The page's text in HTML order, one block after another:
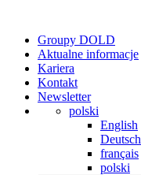
Groupy DOLD
Aktualne informacje
Kariera
Kontakt
Newsletter
polski
English
Deutsch
français
polski